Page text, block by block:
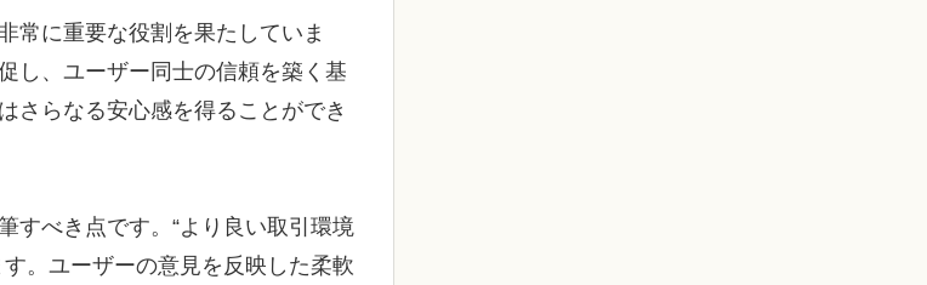
常に重要な役割を果たしていま
し、ユーザー同士の信頼を築く基
さらなる安心感を得ることができ
すべき点です。“より良い取引環境
。ユーザーの意見を反映した柔軟